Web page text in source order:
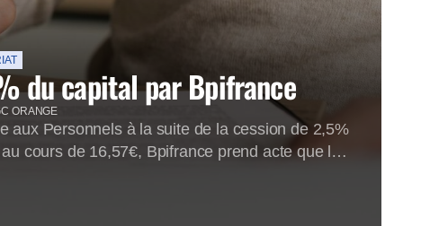
du capital par Bpifrance
ORANGE
aux Personnels à la suite de la cession de 2,5%
cours de 16,57€, Bpifrance prend acte que le